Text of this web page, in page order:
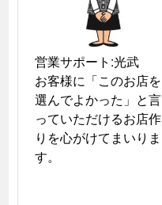
営業サポート:光武
お客様に「このお店を
選んでよかった」と言
っていただけるお店作
りを心がけてまいりま
す。